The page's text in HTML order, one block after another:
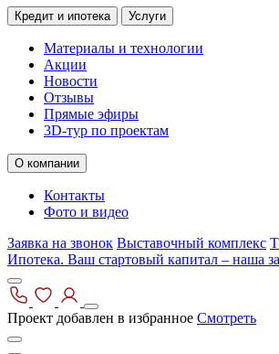
Кредит и ипотека Услуги
Материалы и технологии
Акции
Новости
Отзывы
Прямые эфиры
3D-тур по проектам
О компании
Контакты
Фото и видео
Заявка на звонок Выставочный комплекс
Ипотека. Ваш стартовый капитал – наша
Проект добавлен в избранное Смотреть